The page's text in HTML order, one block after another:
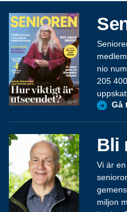
nio
205
Gå
Bli
Vi är
miljon